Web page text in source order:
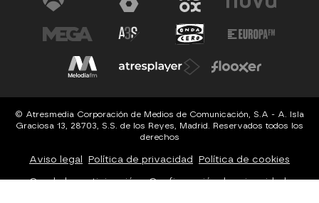
© Atresmedia Corporación de Medios de Comunicación, S.A - A. Isla
Graciosa 13, 28703, S.S. de los Reyes, Madrid. Reservados todos los
derechos
Aviso legal Política de privacidad Política de cookies
Cond. de participación Configuración de privacidad